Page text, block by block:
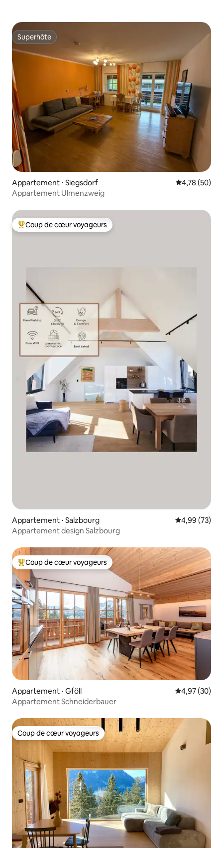
Superhôte
Superhôte
Appartement ⋅ Siegsdorf Évaluation
4,78 (50)
Appartement Ulmenzweig
Coups de cœur voyageurs les plus appréciés
Coup de cœur voyageurs
Appartement ⋅ Salzbourg Évaluation
4,99 (73)
Appartement design Salzbourg
Coups de cœur voyageurs les plus appréciés
Coup de cœur voyageurs
Appartement ⋅ Gföll Évaluation
4,97 (30)
Appartement Schneiderbauer
Coup de cœur voyageurs
Coup de cœur voyageurs